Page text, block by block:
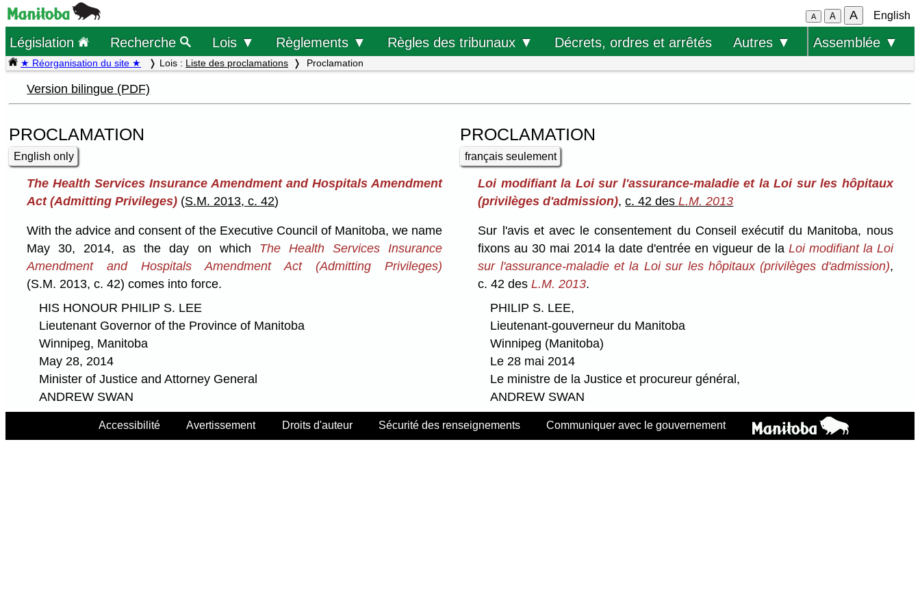
A A A English
Législation Recherche Lois ▼ Règlements ▼ Règles des tribunaux ▼ Décrets, ordres et arrêtés Autres ▼ Assemblée ▼
★ Réorganisation du site ★ Lois : Liste des proclamations Proclamation
Version bilingue (PDF)
PROCLAMATION
English only
PROCLAMATION
français seulement
The Health Services Insurance Amendment and Hospitals Amendment
Act (Admitting Privileges) (S.M. 2013, c. 42)
Loi modifiant la Loi sur l'assurance-maladie et la Loi sur les hôpitaux
(privilèges d'admission),c. 42 desL.M. 2013
With the advice and consent of the Executive Council of Manitoba, we name
May 30, 2014, as the day on which The Health Services Insurance
Amendment and Hospitals Amendment Act (Admitting Privileges)
(S.M. 2013, c. 42) comes into force.
Sur l'avis et avec le consentement du Conseil exécutif du Manitoba, nous
fixons au 30 mai 2014 la date d'entrée en vigueur de la Loi modifiant la Loi
sur l'assurance-maladie et la Loi sur les hôpitaux (privilèges d'admission),
c. 42 desL.M. 2013.
HIS HONOUR PHILIP S. LEE
Lieutenant Governor of the Province of Manitoba
Winnipeg, Manitoba
May 28, 2014
Minister of Justice and Attorney General
ANDREW SWAN
PHILIP S. LEE,
Lieutenant-gouverneur du Manitoba
Winnipeg (Manitoba)
Le 28 mai 2014
Le ministre de la Justice et procureur général,
ANDREW SWAN
Accessibilité Avertissement Droits d'auteur Sécurité des renseignements Communiquer avec le gouvernement